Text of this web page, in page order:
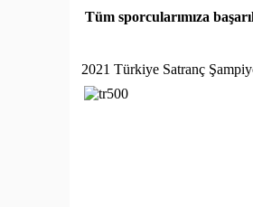
Tüm sporcularımıza
2021 Türkiye Satranç